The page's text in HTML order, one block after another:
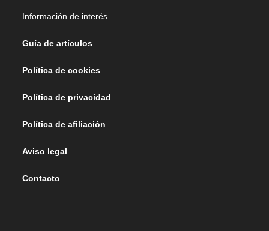
Información de interés
Guía de artículos
Política de cookies
Política de privacidad
Política de afiliación
Aviso legal
Contacto